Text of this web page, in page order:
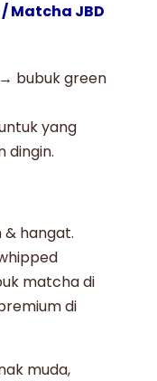
Matcha JBD
→ bubuk green
yang
dingin.
& hangat.
matcha di
di
muda,